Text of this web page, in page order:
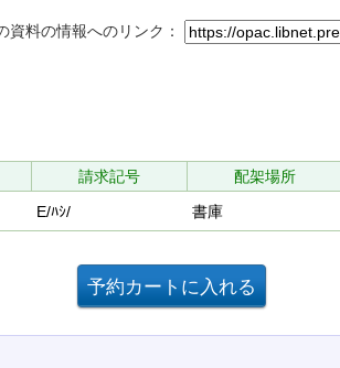
資料の情報へのリンク：
請求記号 配架場所
E/ﾊｼ/ 書庫